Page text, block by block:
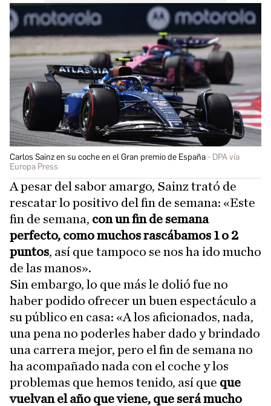
Carlos Sainz en su coche en el Gran premio de España
DPA vía
Europa Press
A pesar del sabor amargo, Sainz trató de
rescatar lo positivo del fin de semana: «Este
fin de semana, con un fin de semana
perfecto, como muchos rascábamos 1 o 2
puntos, así que tampoco se nos ha ido mucho
de las manos».
Sin embargo, lo que más le dolió fue no
haber podido ofrecer un buen espectáculo a
su público en casa: «A los aficionados, nada,
una pena no poderles haber dado y brindado
una carrera mejor, pero el fin de semana no
ha acompañado nada con el coche y los
problemas que hemos tenido, así que que
vuelvan el año que viene, que será mucho